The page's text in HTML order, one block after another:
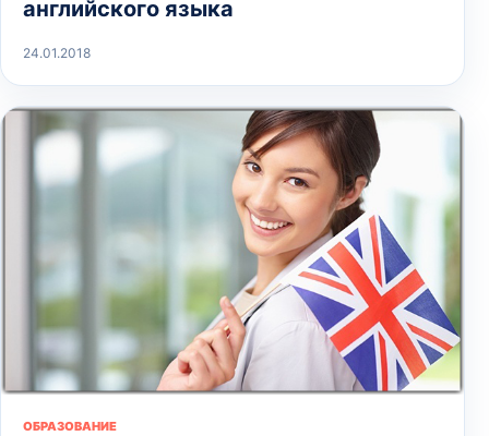
английского языка
24.01.2018
ОБРАЗОВАНИЕ